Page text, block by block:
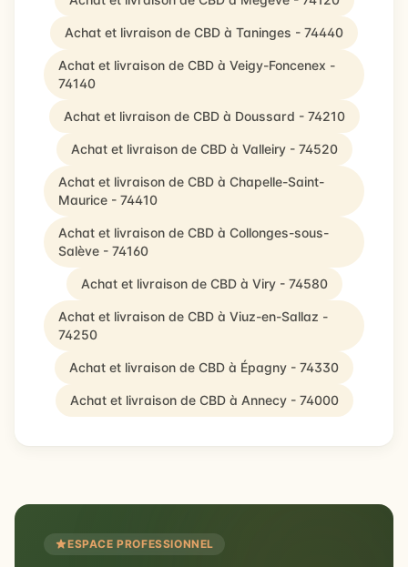
Achat et livraison de CBD à Taninges - 74440
Achat et livraison de CBD à Veigy-Foncenex -
74140
Achat et livraison de CBD à Doussard - 74210
Achat et livraison de CBD à Valleiry - 74520
Achat et livraison de CBD à Chapelle-Saint-
Maurice - 74410
Achat et livraison de CBD à Collonges-sous-
Salève - 74160
Achat et livraison de CBD à Viry - 74580
Achat et livraison de CBD à Viuz-en-Sallaz -
74250
Achat et livraison de CBD à Épagny - 74330
Achat et livraison de CBD à Annecy - 74000
ESPACE PROFESSIONNEL